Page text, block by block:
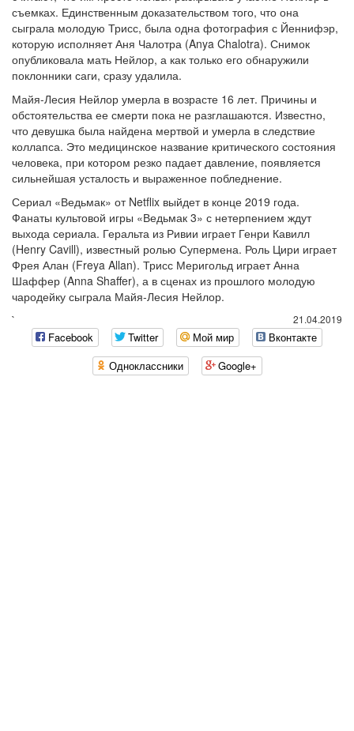
съемках. Единственным доказательством того, что она
сыграла молодую Трисс, была одна фотография с Йеннифэр,
которую исполняет Аня Чалотра (Anya Chalotra). Снимок
опубликовала мать Нейлор, а как только его обнаружили
поклонники саги, сразу удалила.
Майя-Лесия Нейлор умерла в возрасте 16 лет. Причины и
обстоятельства ее смерти пока не разглашаются. Известно,
что девушка была найдена мертвой и умерла в следствие
коллапса. Это медицинское название критического состояния
человека, при котором резко падает давление, появляется
сильнейшая усталость и выраженное побледнение.
Сериал «Ведьмак» от Netflix выйдет в конце 2019 года.
Фанаты культовой игры «Ведьмак 3» с нетерпением ждут
выхода сериала. Геральта из Ривии играет Генри Кавилл
(Henry Cavill), известный ролью Супермена. Роль Цири играет
Фрея Алан (Freya Allan). Трисс Меригольд играет Анна
Шаффер (Anna Shaffer), а в сценах из прошлого молодую
чародейку сыграла Майя-Лесия Нейлор.
21.04.2019
`
Facebook Twitter Мой мир
Вконтакте
Одноклассники
Google+